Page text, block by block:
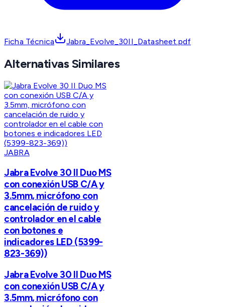
Ficha Técnica Jabra_Evolve_30II_Datasheet.pdf
Alternativas Similares
JABRA
Jabra Evolve 30 II Duo MS
con conexión USB C/A y
3.5mm, micrófono con
cancelación de ruido y
controlador en el cable
con botones e
indicadores LED (5399-
823-369))
Jabra Evolve 30 II Duo MS
con conexión USB C/A y
3.5mm, micrófono con